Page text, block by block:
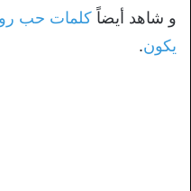
و شاهد أيضاً كلمات حب
يكون.